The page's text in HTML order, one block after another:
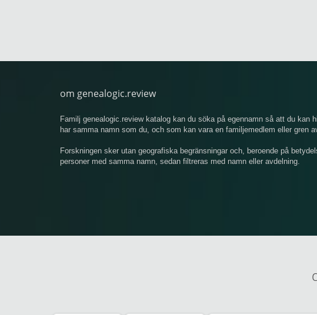
om genealogic.review
Familj genealogic.review katalog kan du söka på egennamn så att du kan
har samma namn som du, och som kan vara en familjemedlem eller gren
Forskningen sker utan geografiska begränsningar och, beroende på
personer med samma namn, sedan filtreras med namn eller avdelning.